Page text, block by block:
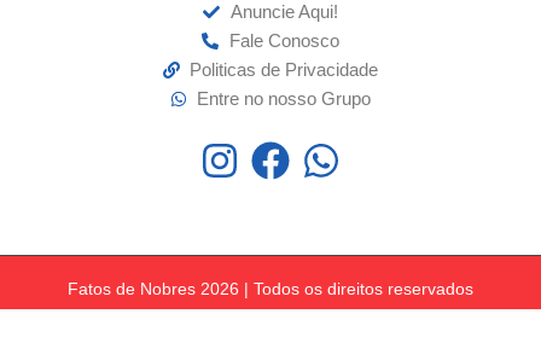
Anuncie Aqui!
Fale Conosco
Politicas de Privacidade
Entre no nosso Grupo
Fatos de Nobres 2026 | Todos os direitos reservados